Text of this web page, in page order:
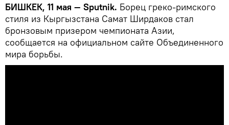
БИШКЕК, 11 мая — Sputnik. Борец греко-римского
стиля из Кыргызстана Самат Ширдаков стал
бронзовым призером чемпионата Азии,
сообщается на официальном сайте Объединенного
мира борьбы.